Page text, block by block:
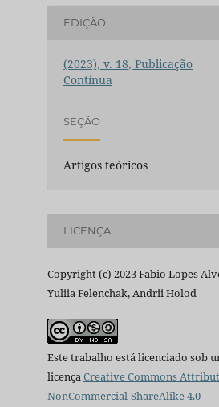
EDIÇÃO
(2023), v. 18, Publicação
Contínua
SEÇÃO
Artigos teóricos
LICENÇA
Copyright (c) 2023 Fabio Lopes
Yuliia Felenchak, Andrii Holod
Este trabalho está licenciado sob
licençaCreative Commons
NonCommercial-ShareAlike 4.0